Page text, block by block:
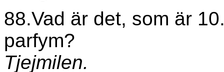
88.Vad är det, som är
parfym?
Tjejmilen.